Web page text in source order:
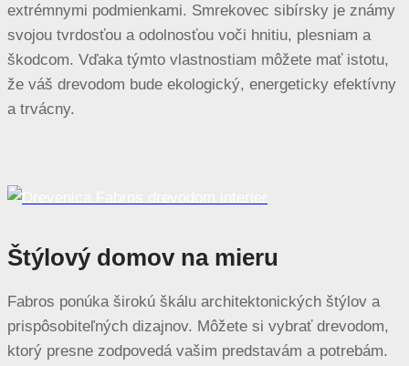
extrémnymi podmienkami. Smrekovec sibírsky je známy
svojou tvrdosťou a odolnosťou voči hnitiu, plesniam a
škodcom. Vďaka týmto vlastnostiam môžete mať istotu,
že váš drevodom bude ekologický, energeticky efektívny
a trvácny.
Štýlový domov na mieru
Fabros ponúka širokú škálu architektonických štýlov a
prispôsobiteľných dizajnov. Môžete si vybrať drevodom,
ktorý presne zodpovedá vašim predstavám a potrebám.